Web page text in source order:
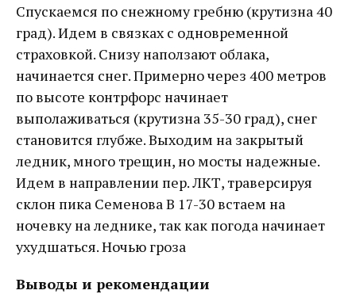
Спускаемся по снежному гребню (крутизна 40
град). Идем в связках с одновременной
страховкой. Снизу наползают облака,
начинается снег. Примерно через 400 метров
по высоте контрфорс начинает
выполаживаться (крутизна 35-30 град), снег
становится глубже. Выходим на закрытый
ледник, много трещин, но мосты надежные.
Идем в направлении пер. ЛКТ, траверсируя
склон пика Семенова В 17-30 встаем на
ночевку на леднике, так как погода начинает
ухудшаться. Ночью гроза
Выводы и рекомендации